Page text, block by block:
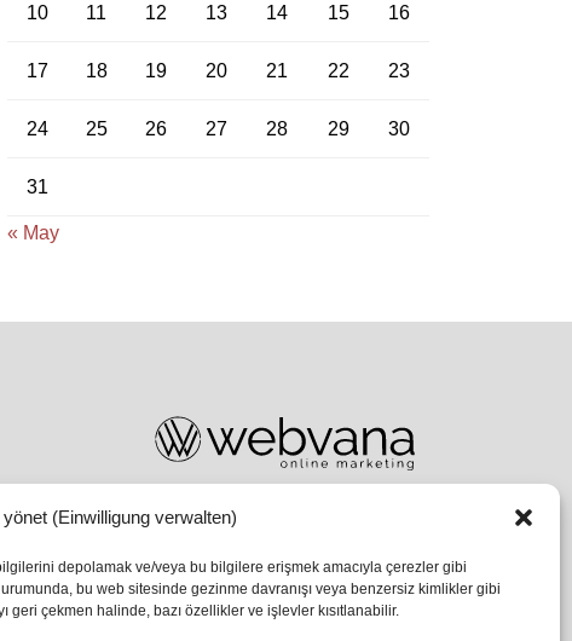
yönet (Einwilligung verwalten)
depolamak ve/veya bu bilgilere erişmek amacıyla çerezler gibi
bu web sitesinde gezinme davranışı veya benzersiz kimlikler gibi
çekmen halinde, bazı özellikler ve işlevler kısıtlanabilir.
10 11 12 13 14 15 16
17 18 19 20 21 22 23
24 25 26 27 28 29 30
31
« May